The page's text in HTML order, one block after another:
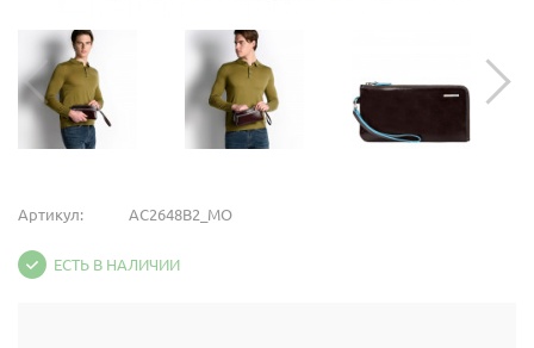
Артикул: AC2648B2_MO
ЕСТЬ В НАЛИЧИИ